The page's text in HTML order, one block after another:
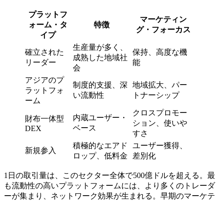
プラットフ
ォーム・タ
イプ
特徴
マーケティン
グ・フォーカス
確立された
リーダー
生産量が多く、
成熟した地域社
会
保持、高度な機
能
アジアのプ
ラットフォ
ーム
制度的支援、深
い流動性
地域拡大、パー
トナーシップ
財布一体型
DEX
内蔵ユーザー・
ベース
クロスプロモー
ション、使いや
すさ
新規参入
積極的なエアド
ロップ、低料金
ユーザー獲得、
差別化
1日の取引量は、このセクター全体で500億ドルを超える。最
も流動性の高いプラットフォームには、より多くのトレーダ
ーが集まり、ネットワーク効果が生まれる。早期のマーケテ